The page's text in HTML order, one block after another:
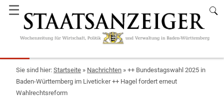
☰
Startseite » Nachrichten » ++ Bundestagswahl 2025 in
Baden-Württemberg im Liveticker ++ Hagel fordert erneut
Wahlrechtsreform